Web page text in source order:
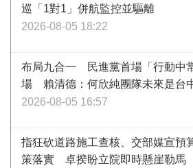
巡「1對1」併航監控並驅離
2026-08-05 18:22
布局九合一 民進黨首場「行動中
場 賴清德：何欣純團隊未來是台
2026-08-05 16:57
指狂砍道路施工查核、交部媒宣預
策落實 卓揆盼立院即時懸崖勒馬